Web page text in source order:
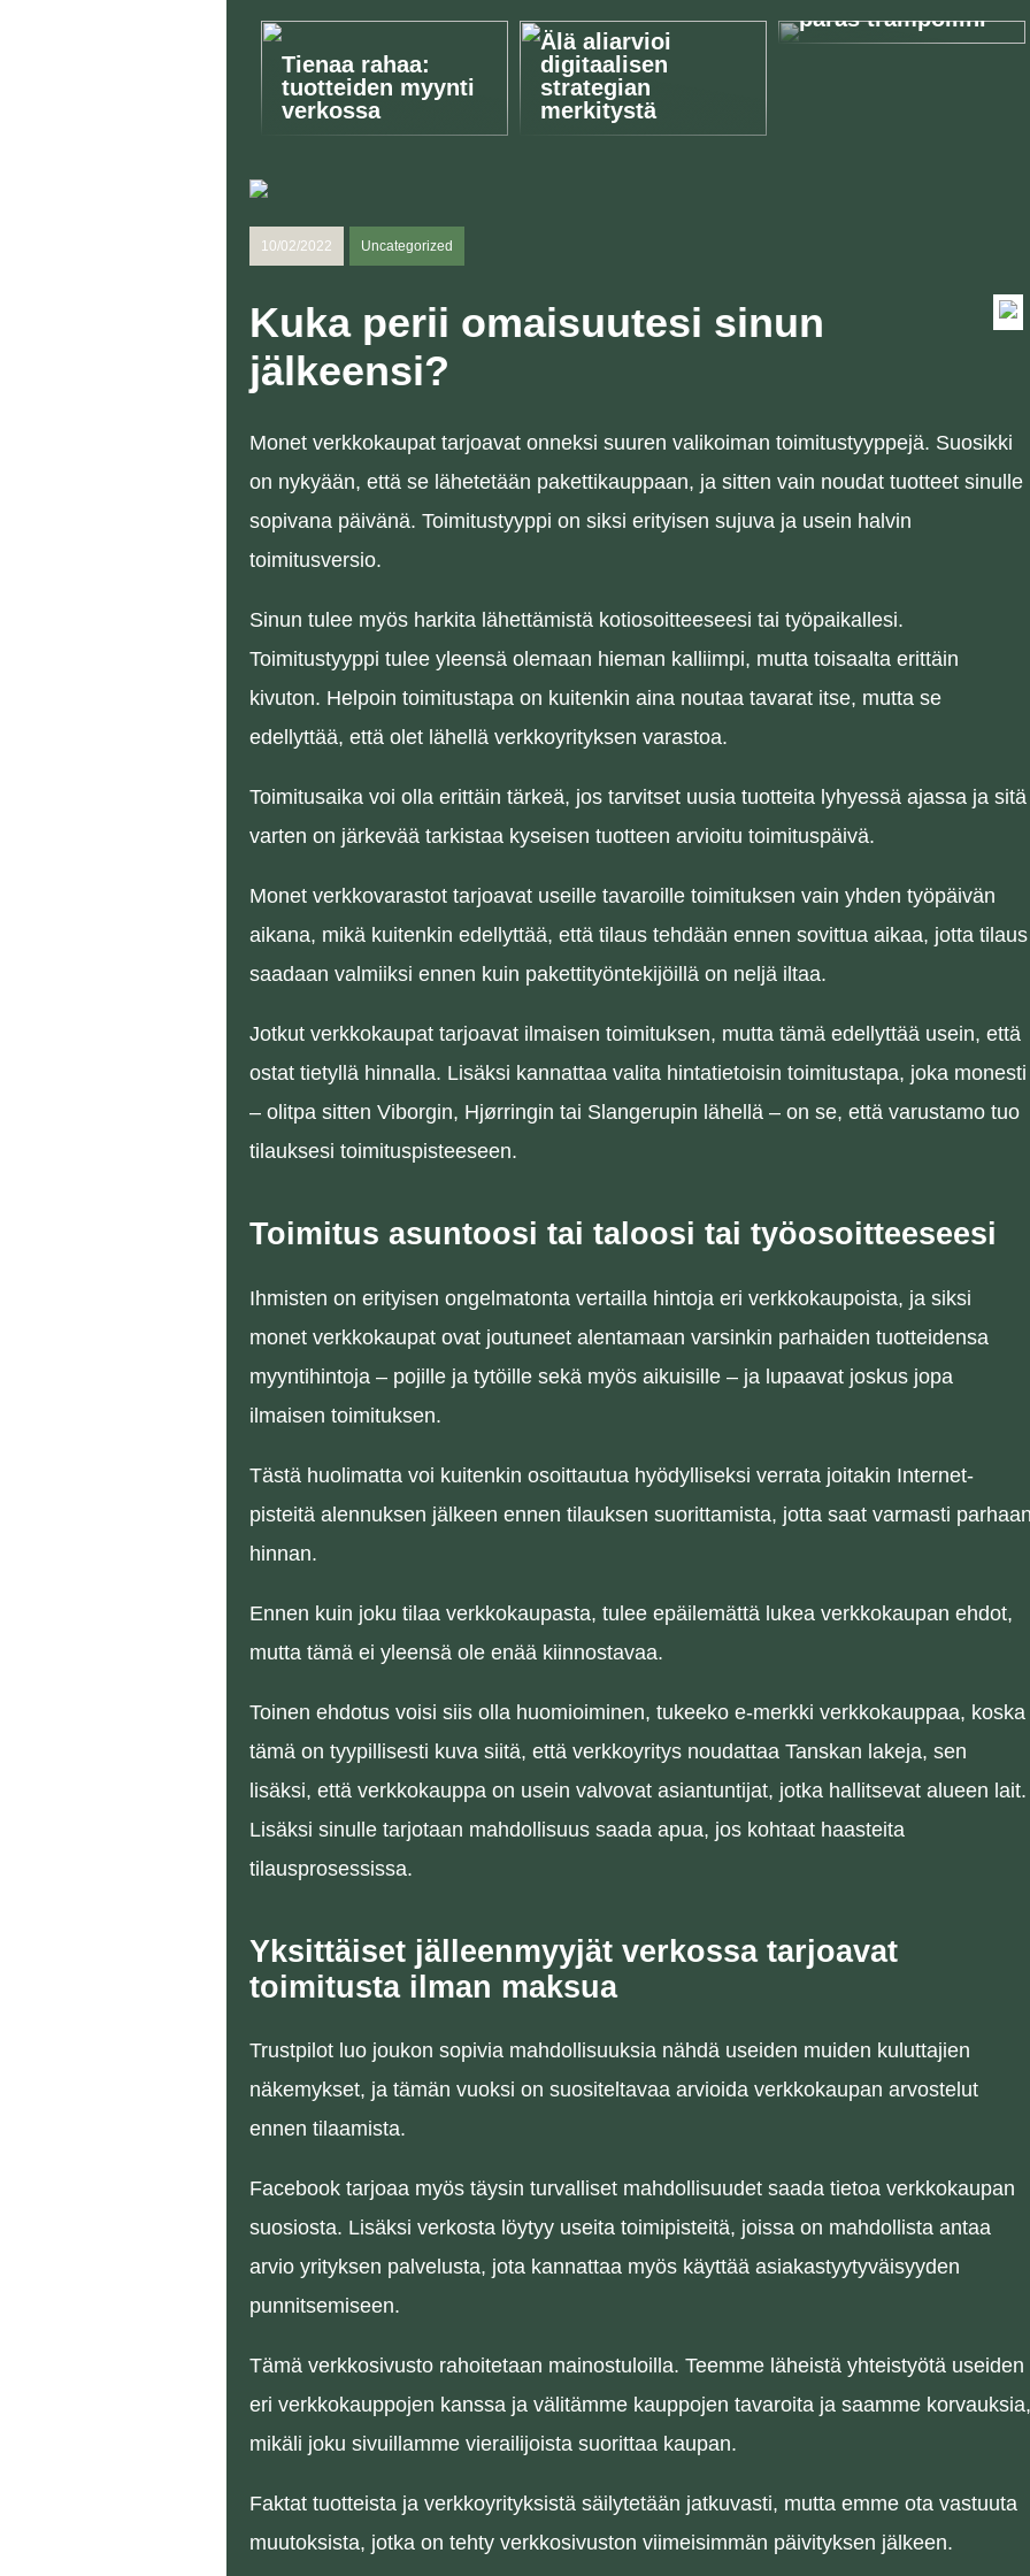
Tienaa rahaa:
tuotteiden myynti
verkossa
Älä aliarvioi
digitaalisen
strategian
merkitystä
paras trampoliini
10/02/2022 Uncategorized
Kuka perii omaisuutesi sinun
jälkeensi?
Monet verkkokaupat tarjoavat onneksi suuren valikoiman toimitustyyppejä. Suosikki
on nykyään, että se lähetetään pakettikauppaan, ja sitten vain noudat tuotteet sinulle
sopivana päivänä. Toimitustyyppi on siksi erityisen sujuva ja usein halvin
toimitusversio.
Sinun tulee myös harkita lähettämistä kotiosoitteeseesi tai työpaikallesi.
Toimitustyyppi tulee yleensä olemaan hieman kalliimpi, mutta toisaalta erittäin
kivuton. Helpoin toimitustapa on kuitenkin aina noutaa tavarat itse, mutta se
edellyttää, että olet lähellä verkkoyrityksen varastoa.
Toimitusaika voi olla erittäin tärkeä, jos tarvitset uusia tuotteita lyhyessä ajassa ja sitä
varten on järkevää tarkistaa kyseisen tuotteen arvioitu toimituspäivä.
Monet verkkovarastot tarjoavat useille tavaroille toimituksen vain yhden työpäivän
aikana, mikä kuitenkin edellyttää, että tilaus tehdään ennen sovittua aikaa, jotta tilaus
saadaan valmiiksi ennen kuin pakettityöntekijöillä on neljä iltaa.
Jotkut verkkokaupat tarjoavat ilmaisen toimituksen, mutta tämä edellyttää usein, että
ostat tietyllä hinnalla. Lisäksi kannattaa valita hintatietoisin toimitustapa, joka monesti
– olitpa sitten Viborgin, Hjørringin tai Slangerupin lähellä – on se, että varustamo tuo
tilauksesi toimituspisteeseen.
Toimitus asuntoosi tai taloosi tai työosoitteeseesi
Ihmisten on erityisen ongelmatonta vertailla hintoja eri verkkokaupoista, ja siksi
monet verkkokaupat ovat joutuneet alentamaan varsinkin parhaiden tuotteidensa
myyntihintoja – pojille ja tytöille sekä myös aikuisille – ja lupaavat joskus jopa
ilmaisen toimituksen.
Tästä huolimatta voi kuitenkin osoittautua hyödylliseksi verrata joitakin Internet-
pisteitä alennuksen jälkeen ennen tilauksen suorittamista, jotta saat varmasti
hinnan.
Ennen kuin joku tilaa verkkokaupasta, tulee epäilemättä lukea verkkokaupan ehdot,
mutta tämä ei yleensä ole enää kiinnostavaa.
Toinen ehdotus voisi siis olla huomioiminen, tukeeko e-merkki verkkokauppaa, koska
tämä on tyypillisesti kuva siitä, että verkkoyritys noudattaa Tanskan lakeja, sen
lisäksi, että verkkokauppa on usein valvovat asiantuntijat, jotka hallitsevat alueen lait.
Lisäksi sinulle tarjotaan mahdollisuus saada apua, jos kohtaat haasteita
tilausprosessissa.
Yksittäiset jälleenmyyjät verkossa tarjoavat
toimitusta ilman maksua
Trustpilot luo joukon sopivia mahdollisuuksia nähdä useiden muiden kuluttajien
näkemykset, ja tämän vuoksi on suositeltavaa arvioida verkkokaupan arvostelut
ennen tilaamista.
Facebook tarjoaa myös täysin turvalliset mahdollisuudet saada tietoa verkkokaupan
suosiosta. Lisäksi verkosta löytyy useita toimipisteitä, joissa on mahdollista antaa
arvio yrityksen palvelusta, jota kannattaa myös käyttää asiakastyytyväisyyden
punnitsemiseen.
Tämä verkkosivusto rahoitetaan mainostuloilla. Teemme läheistä yhteistyötä useiden
eri verkkokauppojen kanssa ja välitämme kauppojen tavaroita ja saamme korvauksia,
mikäli joku sivuillamme vierailijoista suorittaa kaupan.
Faktat tuotteista ja verkkoyrityksistä säilytetään jatkuvasti, mutta emme ota vastuuta
muutoksista, jotka on tehty verkkosivuston viimeisimmän päivityksen jälkeen.